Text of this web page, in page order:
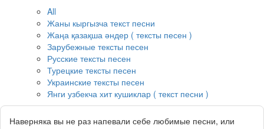
All
Жаны кыргызча текст песни
Жаңа қазақша әндер ( тексты песен )
Зарубежные тексты песен
Русские тексты песен
Турецкие тексты песен
Украинские тексты песен
Янги узбекча хит кушиклар ( текст песни )
Наверняка вы не раз напевали себе любимые песни, или